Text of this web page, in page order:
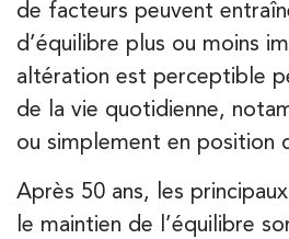
de facteurs peuvent
d’équilibre plus ou moins
altération est perceptible
de la vie quotidienne,
ou simplement en position
Après 50 ans, les
le maintien de l’équilibre
PRENEZ RDV SUR
PRENEZ RDV SUR
12 Rue César Franck
Kinésithérapie